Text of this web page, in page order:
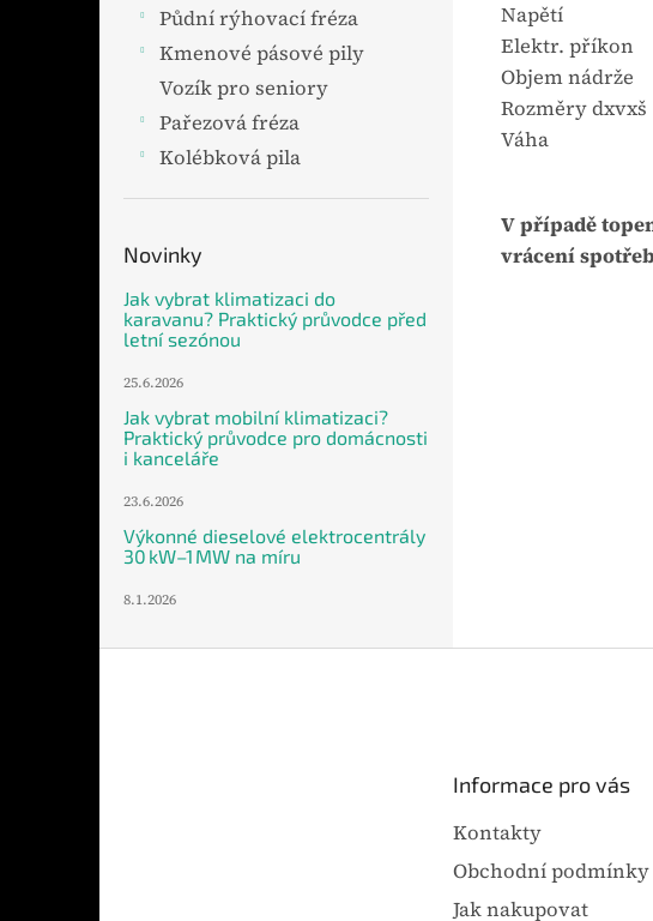
Půdní rýhovací fréza
Kmenové pásové pily
Vozík pro seniory
Pařezová fréza
Kolébková pila
Novinky
Jak vybrat klimatizaci do
karavanu? Praktický průvodce před
letní sezónou
25.6.2026
Jak vybrat mobilní klimatizaci?
Praktický průvodce pro domácnosti
i kanceláře
23.6.2026
Výkonné dieselové elektrocentrály
30 kW–1 MW na míru
8.1.2026
Napětí
Elektr. příkon
Objem nádrže
Rozměry dxvxš
Váha
V případě
vrácení
Informace pro vás
Kontakty
Obchodní podmínky
Jak nakupovat